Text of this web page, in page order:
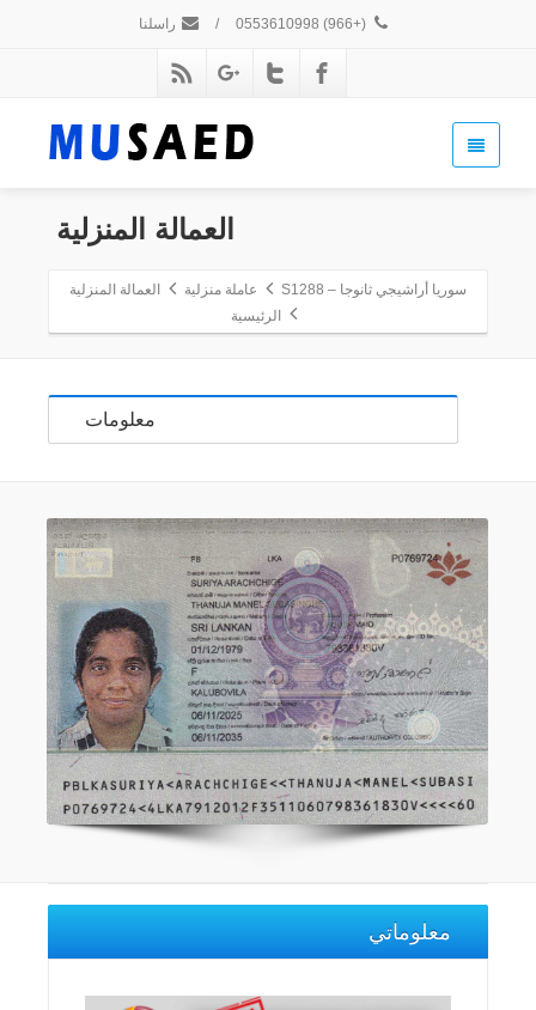
(+966) 0553610998
/ راسلنا
العمالة المنزلية
سوريا أراشيجي ثانوجا – S1288 عاملة منزلية
العمالة المنزلية
الرئيسية
معلومات
معلوماتي